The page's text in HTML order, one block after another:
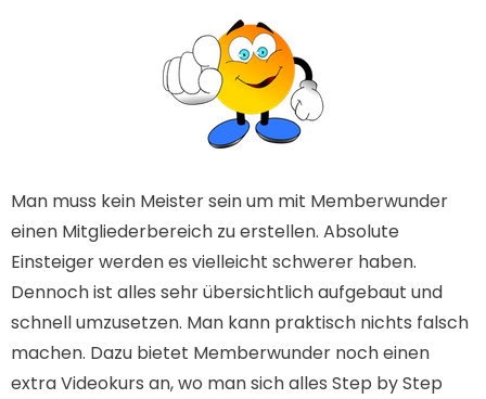
Man muss kein Meister sein um mit Memberwunder
einen Mitgliederbereich zu erstellen. Absolute
Einsteiger werden es vielleicht schwerer haben.
Dennoch ist alles sehr übersichtlich aufgebaut und
schnell umzusetzen. Man kann praktisch nichts falsch
machen. Dazu bietet Memberwunder noch einen
extra Videokurs an, wo man sich alles Step by Step